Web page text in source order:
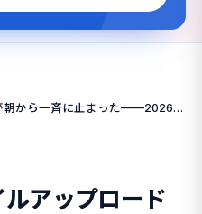
ChatGPTのファイルアップロードが朝から一斉に止まった——2026年5月11日の障害と、次に備えるための対処法
アップロード